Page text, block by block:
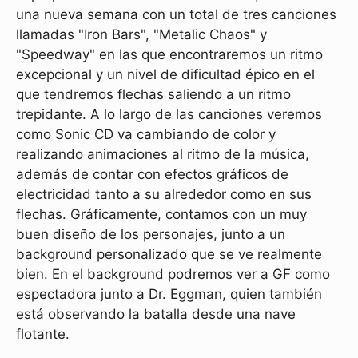
una nueva semana con un total de tres canciones
llamadas "Iron Bars", "Metalic Chaos" y
"Speedway" en las que encontraremos un ritmo
excepcional y un nivel de dificultad épico en el
que tendremos flechas saliendo a un ritmo
trepidante. A lo largo de las canciones veremos
como Sonic CD va cambiando de color y
realizando animaciones al ritmo de la música,
además de contar con efectos gráficos de
electricidad tanto a su alrededor como en sus
flechas. Gráficamente, contamos con un muy
buen diseño de los personajes, junto a un
background personalizado que se ve realmente
bien. En el background podremos ver a GF como
espectadora junto a Dr. Eggman, quien también
está observando la batalla desde una nave
flotante.